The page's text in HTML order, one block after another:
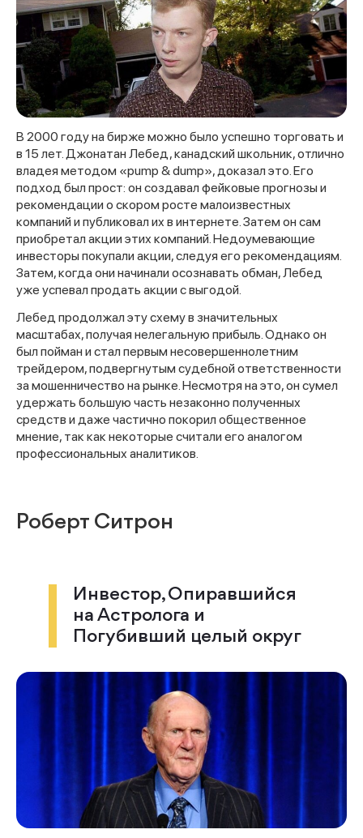
В 2000 году на бирже можно было успешно торговать и
в 15 лет. Джонатан Лебед, канадский школьник, отлично
владея методом «pump & dump», доказал это. Его
подход был прост: он создавал фейковые прогнозы и
рекомендации о скором росте малоизвестных
компаний и публиковал их в интернете. Затем он сам
приобретал акции этих компаний. Недоумевающие
инвесторы покупали акции, следуя его рекомендациям.
Затем, когда они начинали осознавать обман, Лебед
уже успевал продать акции с выгодой.
Лебед продолжал эту схему в значительных
масштабах, получая нелегальную прибыль. Однако он
был пойман и стал первым несовершеннолетним
трейдером, подвергнутым судебной ответственности
за мошенничество на рынке. Несмотря на это, он сумел
удержать большую часть незаконно полученных
средств и даже частично покорил общественное
мнение, так как некоторые считали его аналогом
профессиональных аналитиков.
Роберт Ситрон
Инвестор, Опиравшийся
на Астролога и
Погубивший целый округ